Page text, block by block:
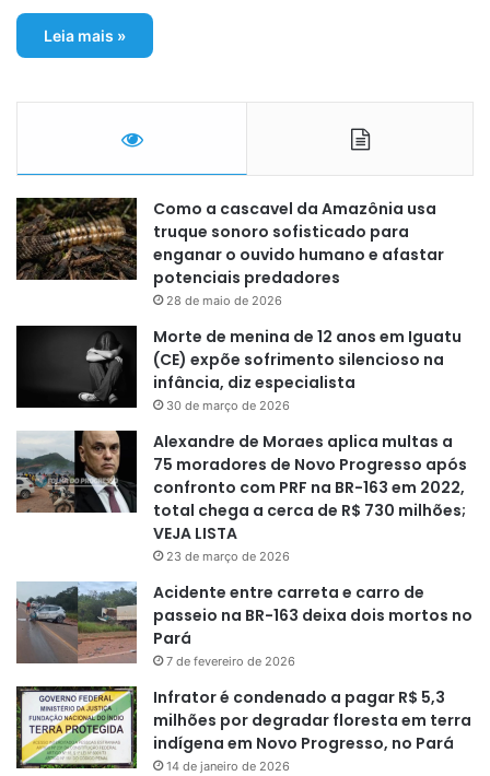
Leia mais »
Como a cascavel da Amazônia usa
truque sonoro sofisticado para
enganar o ouvido humano e afastar
potenciais predadores
28 de maio de 2026
Morte de menina de 12 anos em Iguatu
(CE) expõe sofrimento silencioso na
infância, diz especialista
30 de março de 2026
Alexandre de Moraes aplica multas a
75 moradores de Novo Progresso após
confronto com PRF na BR-163 em 2022,
total chega a cerca de R$ 730 milhões;
VEJA LISTA
23 de março de 2026
Acidente entre carreta e carro de
passeio na BR-163 deixa dois mortos no
Pará
7 de fevereiro de 2026
Infrator é condenado a pagar R$ 5,3
milhões por degradar floresta em terra
indígena em Novo Progresso, no Pará
14 de janeiro de 2026